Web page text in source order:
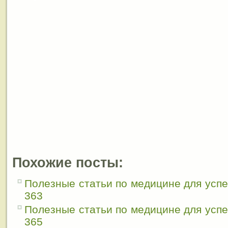
Похожие посты:
Полезные статьи по медицине для
363
Полезные статьи по медицине для
365